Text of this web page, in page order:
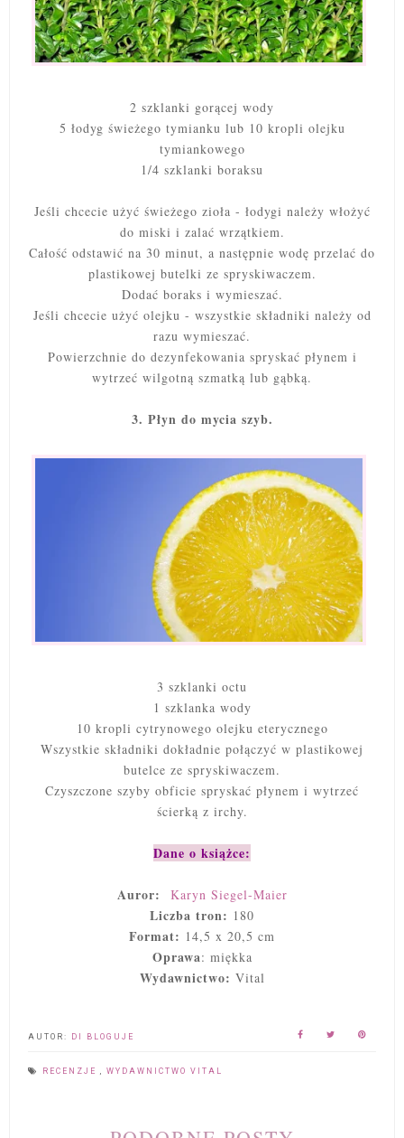
2 szklanki gorącej wody
5 łodyg świeżego tymianku lub 10 kropli olejku
tymiankowego
1/4 szklanki boraksu
Jeśli chcecie użyć świeżego zioła - łodygi należy włożyć
do miski i zalać wrzątkiem.
Całość odstawić na 30 minut, a następnie wodę przelać do
plastikowej butelki ze spryskiwaczem.
Dodać boraks i wymieszać.
Jeśli chcecie użyć olejku - wszystkie składniki należy od
razu wymieszać.
Powierzchnie do dezynfekowania spryskać płynem i
wytrzeć wilgotną szmatką lub gąbką.
3. Płyn do mycia szyb.
3 szklanki octu
1 szklanka wody
10 kropli cytrynowego olejku eterycznego
Wszystkie składniki dokładnie połączyć w plastikowej
butelce ze spryskiwaczem.
Czyszczone szyby obficie spryskać płynem i wytrzeć
ścierką z irchy.
Dane o książce:
Auror: Karyn Siegel-Maier
Liczba tron: 180
Format: 14,5 x 20,5 cm
Oprawa: miękka
Wydawnictwo: Vital
AUTOR: DI BLOGUJE
RECENZJE WYDAWNICTWO VITAL